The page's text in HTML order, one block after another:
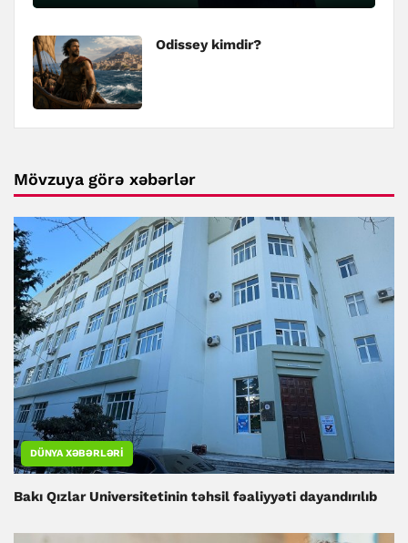
Odissey kimdir?
Mövzuya görə xəbərlər
DÜNYA XƏBƏRLƏRI
Bakı Qızlar Universitetinin təhsil fəaliyyəti dayandırılıb